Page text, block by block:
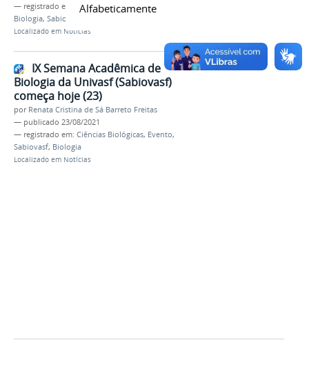
Alfabeticamente
— registrado em:
Ciências Biológicas,Evento
Biologia, Sabiovasf
Localizado em Notícias
IX Semana Acadêmica de
Biologia da Univasf (Sabiovasf)
começa hoje (23)
por Renata Cristina de Sá Barreto Freitas
— publicado 23/08/2021
— registrado em: Ciências Biológicas, Evento,
Sabiovasf, Biologia
Localizado em Notícias